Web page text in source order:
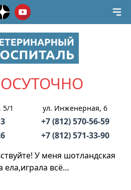
5/1 ул. Инженерная, 6
+7 (812) 570-56-59
+7 (812) 571-33-90
У меня шотландская
ела,играла всё…